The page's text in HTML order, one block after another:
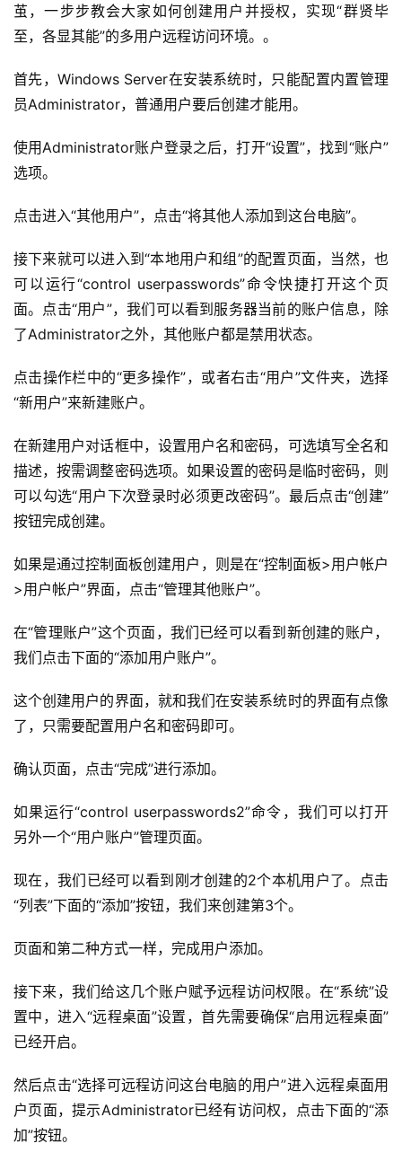
A
实
群
营
记
验
教
程
软
件
应
茧，一步步教会大家如何创建用户并授权，实现“群贤毕
至，各显其能”的多用户远程访问环境。。
首先，Windows Server在安装系统时，只能配置内置管理
员Administrator，普通用户要后创建才能用。
使用Administrator账户登录之后，打开“设置”，找到“账户”
选项。
点击进入“其他用户”，点击“将其他人添加到这台电脑”。
接下来就可以进入到“本地用户和组”的配置页面，当然，也
可以运行“control userpasswords”命令快捷打开这个页
面。点击“用户”，我们可以看到服务器当前的账户信息，除
了Administrator之外，其他账户都是禁用状态。
点击操作栏中的“更多操作”，或者右击“用户”文件夹，选择
“新用户”来新建账户。
在新建用户对话框中，设置用户名和密码，可选填写全名和
描述，按需调整密码选项。如果设置的密码是临时密码，则
可以勾选“用户下次登录时必须更改密码”。最后点击“创建”
按钮完成创建。
如果是通过控制面板创建用户，则是在“控制面板>用户帐户
>用户帐户”界面，点击“管理其他账户”。
在“管理账户”这个页面，我们已经可以看到新创建的账户，
我们点击下面的“添加用户账户”。
这个创建用户的界面，就和我们在安装系统时的界面有点像
了，只需要配置用户名和密码即可。
确认页面，点击“完成”进行添加。
如果运行“control userpasswords2”命令，我们可以打开
另外一个“用户账户”管理页面。
现在，我们已经可以看到刚才创建的2个本机用户了。点击
“列表”下面的“添加”按钮，我们来创建第3个。
页面和第二种方式一样，完成用户添加。
接下来，我们给这几个账户赋予远程访问权限。在“系统”设
置中，进入“远程桌面”设置，首先需要确保“启用远程桌面”
已经开启。
然后点击“选择可远程访问这台电脑的用户”进入远程桌面用
户页面，提示Administrator已经有访问权，点击下面的“添
加”按钮。